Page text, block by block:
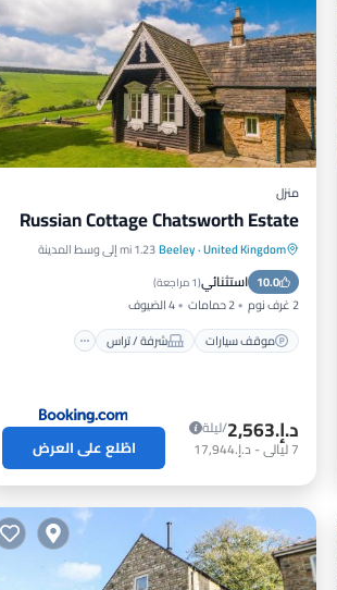
منزل
Russian Cottage Chatsworth Estate
United Kingdom
·
Beeley1.23 mi إلى وسط المدينة
10.0 استثنائي(1 مراجعة )
2 غرف نوم 2 حمامات
4 الضيوف
موقف سيارات
شرفة / تراس
موقف سيارات
شرفة / تراس
إنترنت
مناسب للحيوانات الأليفة
د.إ.‏2,563
/ليلة
7ليالي- د.إ.‏17,944 اطّلع على العرض